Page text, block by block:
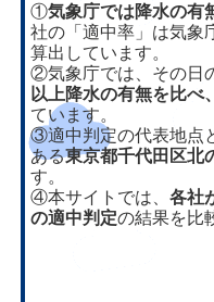
①気象庁では降水の有
社の「適中率」は気象
算出しています。
②気象庁では、その日
以上降水の有無を比べ
ています。
③適中判定の代表地点
ある東京都千代田区北
す。
④本サイトでは、各社
の適中判定の結果を比